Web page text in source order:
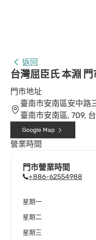
返回
台灣屈臣氏 本淵 門
門市地址
臺南市安南區安中路
臺南市安南區, 709,
Google Map
營業時間
門市營業時間
+886-62554988
星期一
星期二
星期三